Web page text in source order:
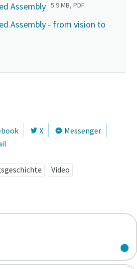
Assembly 5.9 MB, PDF
Assembly - from vision to
X
Messenger
Video